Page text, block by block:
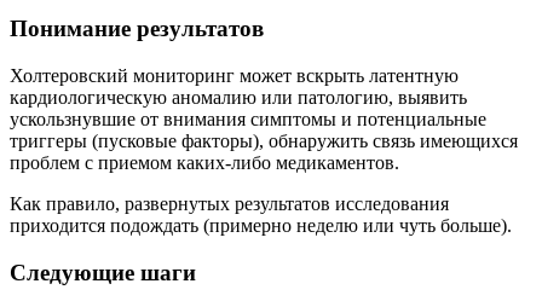
Понимание результатов
Холтеровский мониторинг может вскрыть латентную
кардиологическую аномалию или патологию, выявить
ускользнувшие от внимания симптомы и потенциальные
триггеры (пусковые факторы), обнаружить связь имеющихся
проблем с приемом каких-либо медикаментов.
Как правило, развернутых результатов исследования
приходится подождать (примерно неделю или чуть больше).
Следующие шаги